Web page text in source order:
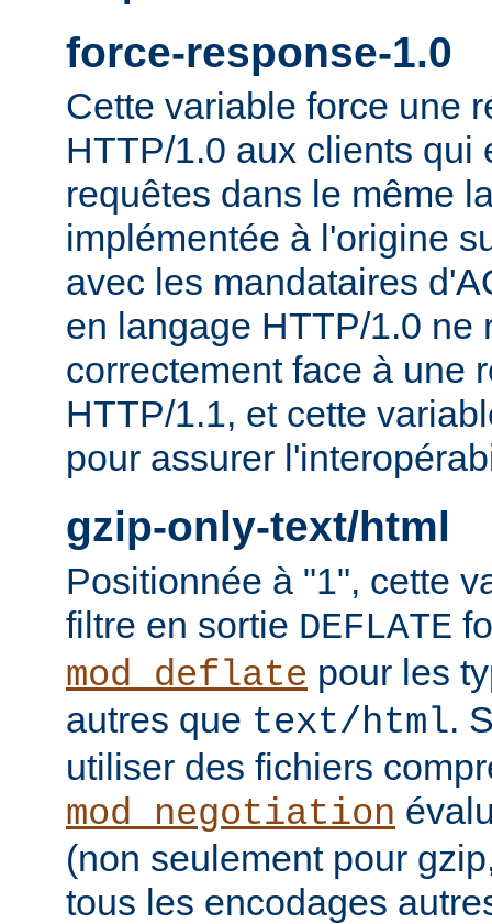
force-response-1.0
Cette variable force une
HTTP/1.0 aux clients qui
requêtes dans le même
implémentée à l'origine
avec les mandataires
en langage HTTP/1.0 ne
correctement face à une
HTTP/1.1, et cette
pour assurer
gzip-only-text/html
Positionnée à "1", cette
filtre en sortie DEFLATE
mod_deflate pour les
autres que text/html.
utiliser des fichiers
mod_negotiation
(non seulement pour
tous les encodages